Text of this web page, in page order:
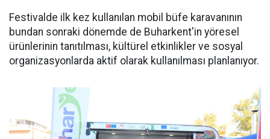
Festivalde ilk kez kullanılan mobil büfe karavanının
bundan sonraki dönemde de Buharkent'in yöresel
ürünlerinin tanıtılması, kültürel etkinlikler ve sosyal
organizasyonlarda aktif olarak kullanılması planlanıyor.